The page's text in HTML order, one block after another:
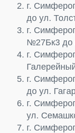
г.
до ул.
г.
№27Бк3 до
г.
г.
до ул.
г.
ул.
г.